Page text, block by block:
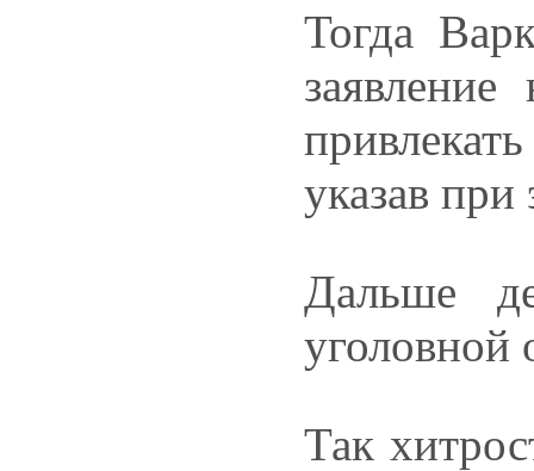
Тогда
указав
Дальше
уголовной
Так